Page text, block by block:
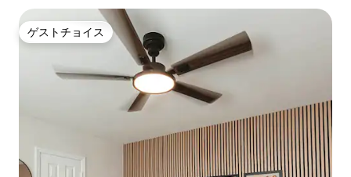
ゲストチョイス
ゲストチョイス